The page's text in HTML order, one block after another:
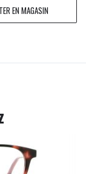
EN MAGASIN